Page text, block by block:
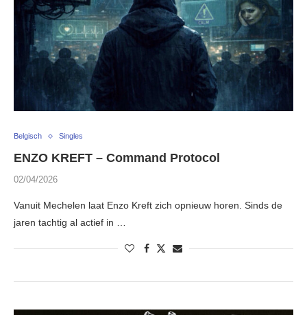
Belgisch Singles
ENZO KREFT – Command Protocol
02/04/2026
Vanuit Mechelen laat Enzo Kreft zich opnieuw horen. Sinds de
jaren tachtig al actief in …